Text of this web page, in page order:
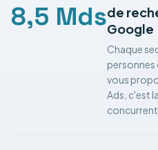
8,5 Mdsde
Google
Chaque
personnes
vous
Ads, c'est